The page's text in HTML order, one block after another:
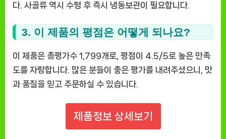
다. 사골류 역시 수령 후 즉시 냉동보관이 필요합니다.
3. 이 제품의 평점은 어떻게 되나요?
이 제품은 총평가수 1,799개로, 평점이 4.5/5로 높은 만족
도를 자랑합니다. 많은 분들이 좋은 평가를 내려주셨으니, 맛
과 품질을 믿고 주문하실 수 있습니다.
제품정보 상세보기